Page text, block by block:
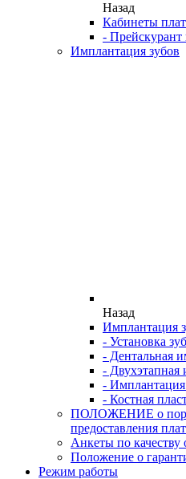
Назад
Кабинеты
- Прейскурант
Имплантация зубов
Назад
Имплантация
- Установка
- Дентальная
- Двухэтапная
- Имплантация
- Костная
ПОЛОЖЕНИЕ о
предоставления
Анкеты по качеству
Положение о
Режим работы